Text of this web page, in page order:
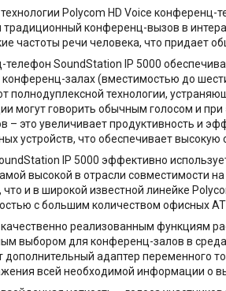
Polycom HD Voice
конференц-вызов в
частоты речи человека, что придает
SoundStation IP 5000
залах (вместимостью до
полнодуплексной технологии,
могут говорить обычным голосом и
– это увеличивает продуктивность и
устройств, что обеспечивает
IP 5000 эффективно
высокой в отрасли совместимости
что и в широкой известной линейке
с большим количеством офисных
реализованным функциям
выбором для конференц-залов в
дополнительный адаптер переменного
всей необходимой информации о